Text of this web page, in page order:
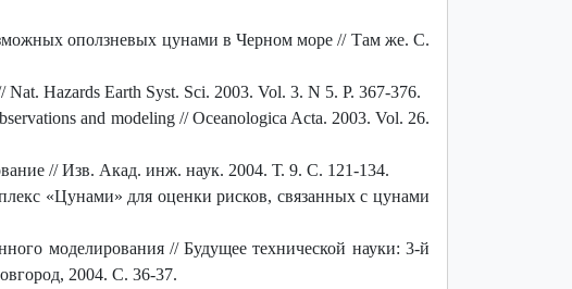
оползневых цунами в Черном море // Там же. С.
Hazards Earth Syst. Sci. 2003. Vol. 3. N 5. P. 367-376.
and modeling // Oceanologica Acta. 2003. Vol. 26.
// Изв. Акад. инж. наук. 2004. Т. 9. С. 121-134.
«Цунами» для оценки рисков, связанных с цунами
моделирования // Будущее технической науки: 3-й
2004. С. 36-37.